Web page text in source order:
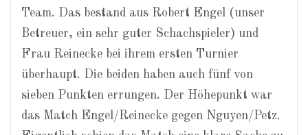
Team. Das bestand aus Robert Engel (unser
Betreuer, ein sehr guter Schachspieler) und
Frau Reinecke bei ihrem ersten Turnier
überhaupt. Die beiden haben auch fünf von
sieben Punkten errungen. Der Höhepunkt war
das Match Engel/Reinecke gegen Nguyen/Petz.